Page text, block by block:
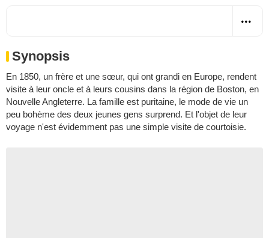
Synopsis
En 1850, un frère et une sœur, qui ont grandi en Europe, rendent
visite à leur oncle et à leurs cousins dans la région de Boston, en
Nouvelle Angleterre. La famille est puritaine, le mode de vie un
peu bohème des deux jeunes gens surprend. Et l'objet de leur
voyage n'est évidemment pas une simple visite de courtoisie.